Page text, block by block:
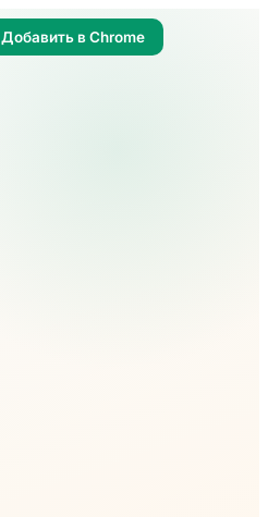
Добавить в Chrome